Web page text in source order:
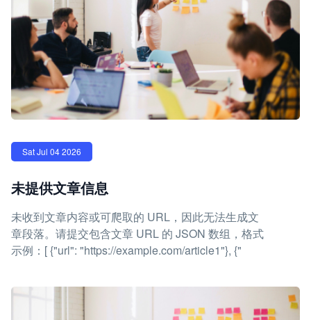
Sat Jul 04 2026
未提供文章信息
未收到文章内容或可爬取的 URL，因此无法生成文
章段落。请提交包含文章 URL 的 JSON 数组，格式
示例：[ {"url": "https://example.com/article1"}, {"